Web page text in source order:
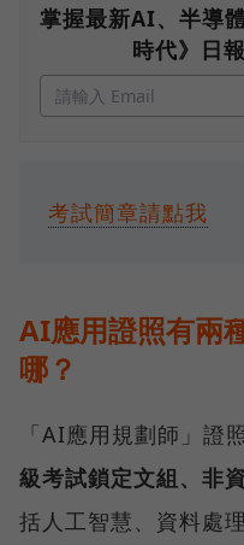
掌握最新AI、半導
時代》日
考試簡章請點我
AI應用證照有兩
哪？
「AI應用規劃師」證
級考試鎖定文組、非
括人工智慧、資料處